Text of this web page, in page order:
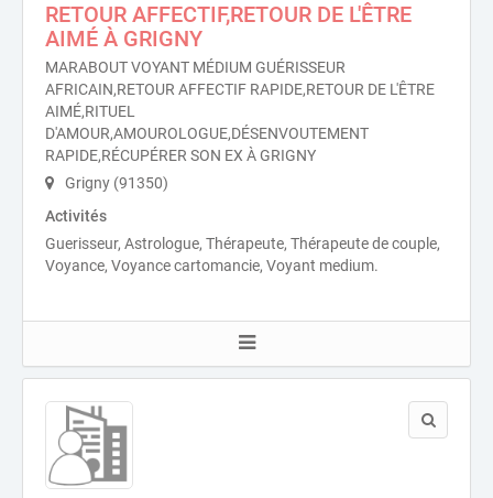
RETOUR AFFECTIF,RETOUR DE L'ÊTRE
AIMÉ À GRIGNY
MARABOUT VOYANT MÉDIUM GUÉRISSEUR
AFRICAIN,RETOUR AFFECTIF RAPIDE,RETOUR DE L'ÊTRE
AIMÉ,RITUEL
D'AMOUR,AMOUROLOGUE,DÉSENVOUTEMENT
RAPIDE,RÉCUPÉRER SON EX À GRIGNY
Grigny (91350)
Activités
Guerisseur, Astrologue, Thérapeute, Thérapeute de couple,
Voyance, Voyance cartomancie, Voyant medium.